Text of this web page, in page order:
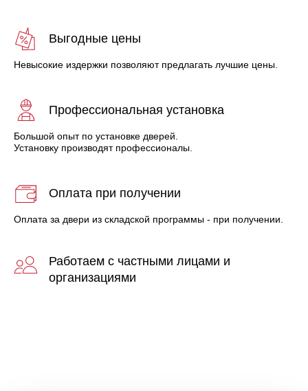
Выгодные цены
Невысокие издержки позволяют предлагать лучшие цены.
Профессиональная установка
Большой опыт по установке дверей.
Установку производят профессионалы.
Оплата при получении
Оплата за двери из складской программы - при получении.
Работаем с частными лицами и
организациями